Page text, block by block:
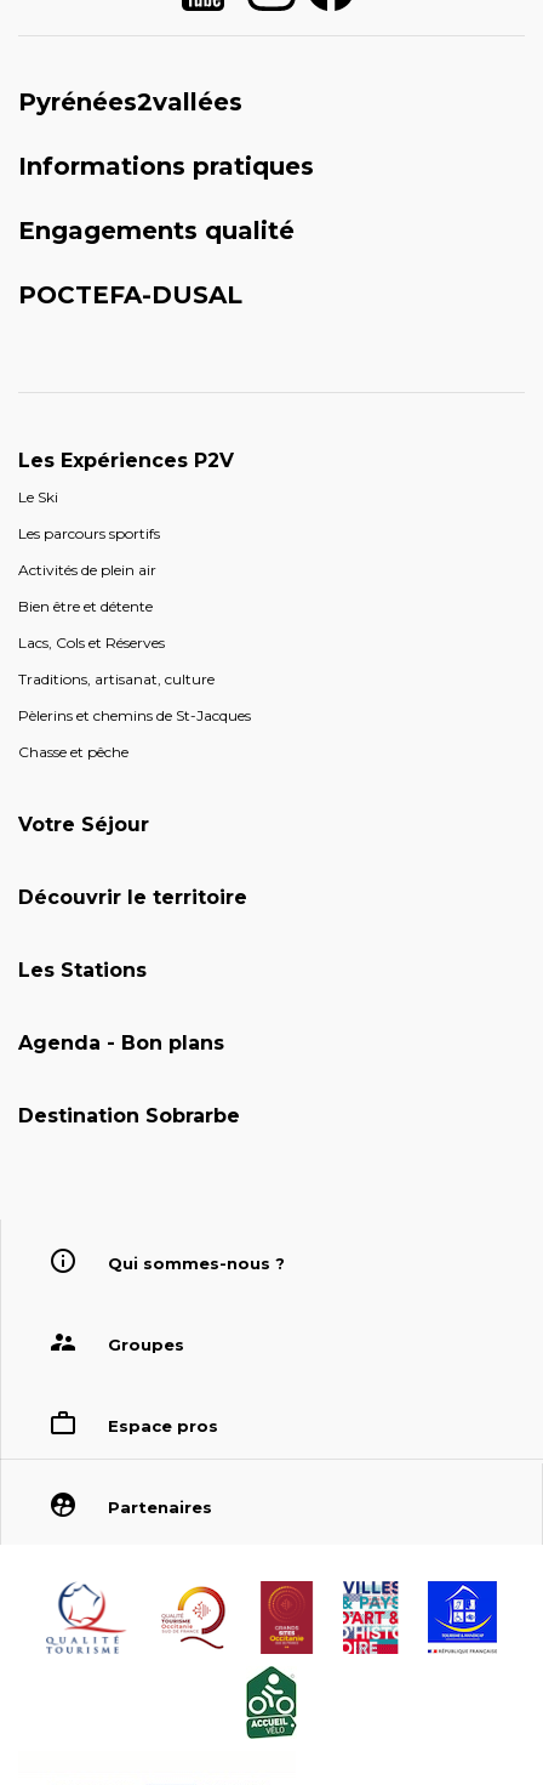
Pyrénées2vallées
Informations pratiques
Engagements qualité
POCTEFA-DUSAL
Les Expériences P2V
Le Ski
Les parcours sportifs
Activités de plein air
Bien être et détente
Lacs, Cols et Réserves
Traditions, artisanat, culture
Pèlerins et chemins de St-Jacques
Chasse et pêche
Votre Séjour
Découvrir le territoire
Les Stations
Agenda - Bon plans
Destination Sobrarbe
Qui sommes-nous ?
Groupes
Espace pros
Partenaires